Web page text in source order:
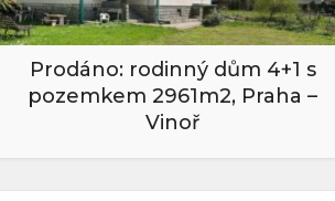
Prodáno: rodinný dům 4+1 s
pozemkem 2961m2, Praha –
Vinoř